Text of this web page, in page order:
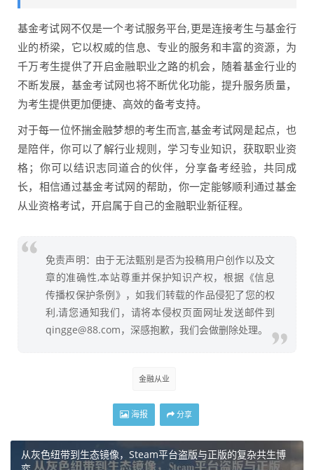
基金考试网不仅是一个考试服务平台,更是连接考生与基金行
业的桥梁，它以权威的信息、专业的服务和丰富的资源，为
千万考生提供了开启金融职业之路的机会，随着基金行业的
不断发展，基金考试网也将不断优化功能，提升服务质量，
为考生提供更加便捷、高效的备考支持。
对于每一位怀揣金融梦想的考生而言,基金考试网是起点，也
是陪伴，你可以了解行业规则，学习专业知识，获取职业资
格；你可以结识志同道合的伙伴，分享备考经验，共同成
长，相信通过基金考试网的帮助，你一定能够顺利通过基金
从业资格考试，开启属于自己的金融职业新征程。
免责声明：由于无法甄别是否为投稿用户创作以及文
章的准确性,本站尊重并保护知识产权，根据《信息
传播权保护条例》，如我们转载的作品侵犯了您的权
利,请您通知我们，请将本侵权页面网址发送邮件到
qingge@88.com，深感抱歉，我们会做删除处理。
金融从业
海报 分享
从灰色纽带到生态镜像，Steam平台盗版与正版的复杂共生博